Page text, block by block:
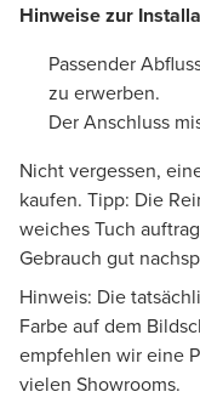
Hinweise zur
Passender
zu erwerben.
Der Anschluss
Nicht vergessen,
kaufen. Tipp: Die
weiches Tuch
Gebrauch gut
Hinweis: Die
Farbe auf dem
empfehlen wir eine
vielen Showrooms.